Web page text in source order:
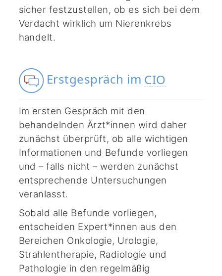
sicher festzustellen, ob es sich bei dem
Verdacht wirklich um Nierenkrebs
handelt.
Erstgespräch im CIO
Im ersten Gespräch mit den
behandelnden Ärzt*innen wird daher
zunächst überprüft, ob alle wichtigen
Informationen und Befunde vorliegen
und – falls nicht – werden zunächst
entsprechende Untersuchungen
veranlasst.
Sobald alle Befunde vorliegen,
entscheiden Expert*innen aus den
Bereichen Onkologie, Urologie,
Strahlentherapie, Radiologie und
Pathologie in den regelmäßig